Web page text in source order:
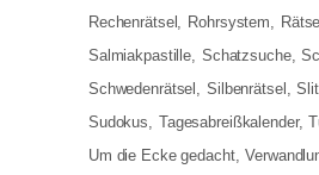
Rechenrätsel
Rohrsystem
Salmiakpastille Schatzsuche
Schwedenrätsel
Silbenrätsel
Sudokus
Tagesabreißkalender
Um die Ecke gedacht